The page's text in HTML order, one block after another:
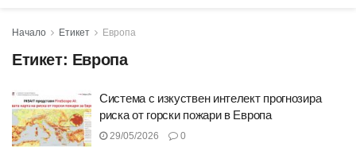
Начало Етикет Европа
Етикет: Европа
Система с изкуствен интелект прогнозира
риска от горски пожари в Европа
29/05/2026 0